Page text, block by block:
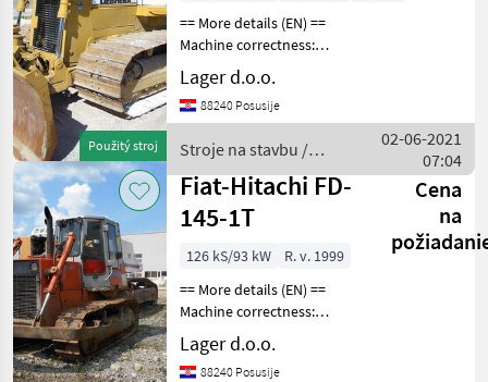
Použitý stroj
== More details (EN) ==
Machine correctness:
Correct Caterpillar width:
760 mm SU blade 3150mm
with tilt and rotating left-
na sta
Lager d.o.o.
88240 Posusije
Stroje na stavbu /
Liebherr
02-06-2021
07:04
Fiat-Hitachi FD-
145-1T
Cena
na
126 kS/93 kW
R. v. 1999
== More details (EN) ==
Machine correctness:
Incorrect Caterpillar width:
500 mm Stroje na stavbu
buldozér
Lager d.o.o.
88240 Posusije